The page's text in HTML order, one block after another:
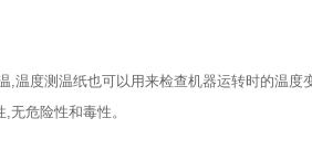
温度测温纸也可以用来检查机器运转时的温
危险性和毒性。